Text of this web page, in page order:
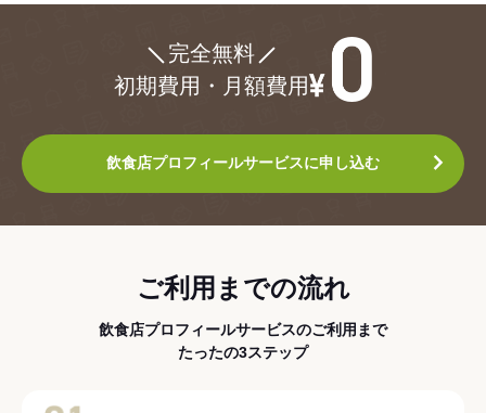
完全無料
初期費用・月額費用
飲食店プロフィールサービスに申し込む
ご利用までの流れ
飲食店プロフィールサービスのご利用まで
たったの3ステップ